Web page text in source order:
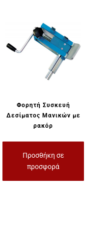
Φορητή Συσκευή
Δεσίματος Μανικών με
ρακόρ
Προσθήκη σε
προσφορά